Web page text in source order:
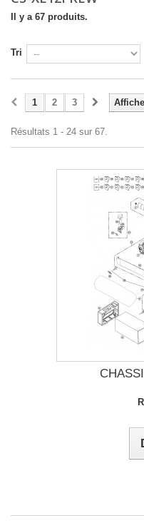
Il y a 67 produits.
Tri
1 2 3
Résultats 1 - 24 sur 67.